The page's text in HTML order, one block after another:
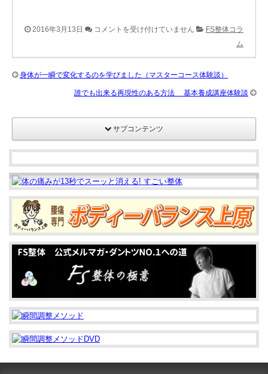
2016年3月13日
伝
は、
全
ら
ま
っ
た！
は
コメントを受け付けていません
FS整体コラ
ム
身体が一瞬で変化するのを学びました（マスターコース体験談）
誰でも出来る再現性のある方法 基本養成講座体験談
サブコンテンツ